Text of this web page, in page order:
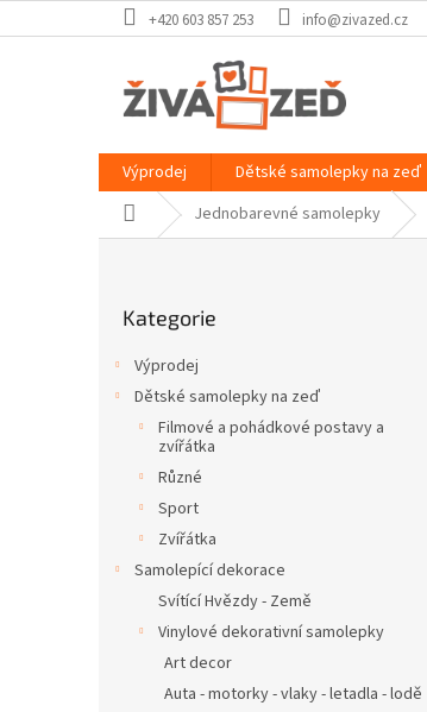
na
+420 603 857 253 info@zivazed.cz
Výprodej Dětské samolepky na zeď
Domů Jednobarevné samolepky
kategorie
Kategorie
Výprodej
Dětské samolepky na zeď
Filmové a pohádkové postavy a
zvířátka
Různé
Sport
Zvířátka
Samolepící dekorace
Svítící Hvězdy - Země
Vinylové dekorativní samolepky
Art decor
Auta - motorky - vlaky - letadla - lodě